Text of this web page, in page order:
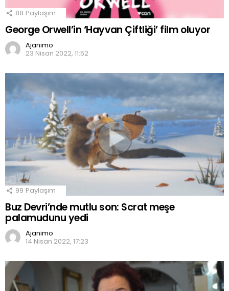
88 Paylaşım
George Orwell’in ‘Hayvan Çiftliği’ film oluyor
Ajanimo
23 Nisan 2022, 11:52
99 Paylaşım
Buz Devri’nde mutlu son: Scrat meşe
palamudunu yedi
Ajanimo
14 Nisan 2022, 17:23